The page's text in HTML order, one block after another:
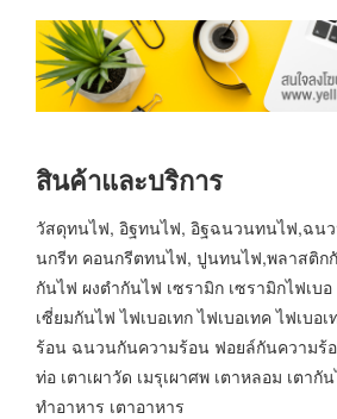
สินค้าและบริการ
วัสดุทนไฟ, อิฐทนไฟ, อิฐฉนวนทนไฟ,ฉน
นกรีท คอนกรีตทนไฟ, ปูนทนไฟ,พลาสติก
กันไฟ ผงตำกันไฟ เซรามิก เซรามิกไฟเบ
เซี่ยมกันไฟ ไฟเบอเทก ไฟเบอเทค ไฟเบ
ร้อน ฉนวนกันความร้อน ฟอยล์กันความร้
ท่อ เตาเผาวัด เมรุเผาศพ เตาหลอม เตากั
ทำอาหาร เตาอาหาร